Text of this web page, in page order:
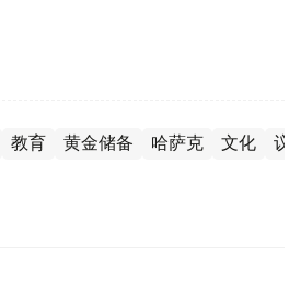
教育 黄金储备 哈萨克 文化 议